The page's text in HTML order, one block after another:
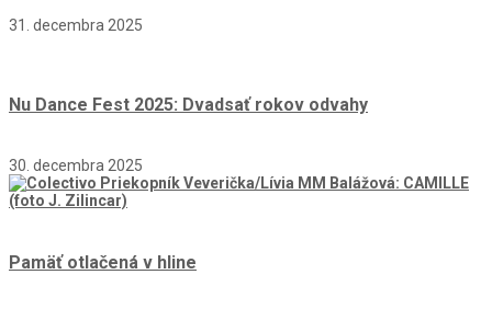
31. decembra 2025
Nu Dance Fest 2025: Dvadsať rokov odvahy
30. decembra 2025
Pamäť otlačená v hline